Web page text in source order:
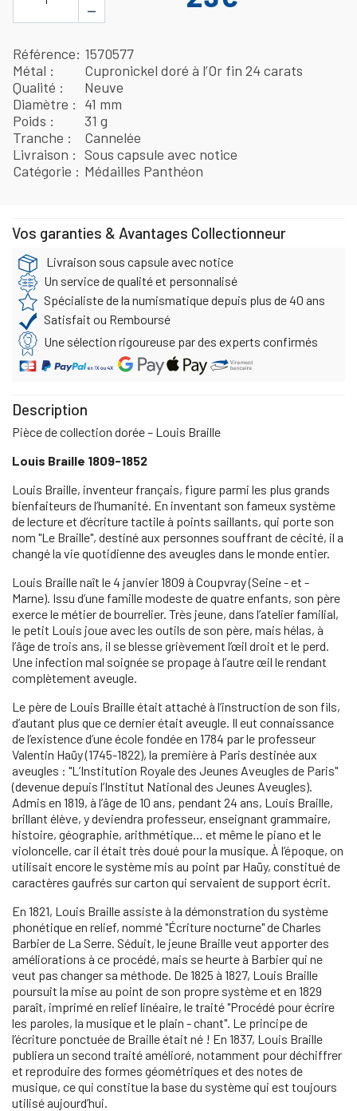
−
Référence 1570577
Métal
Cupronickel doré à l’Or fin 24 carats
Qualité
Neuve
Diamètre
41 mm
Poids
31 g
Tranche
Cannelée
Livraison
Sous capsule avec notice
Catégorie
Médailles Panthéon
Vos garanties & Avantages Collectionneur
Livraison sous capsule avec notice
Un service de qualité et personnalisé
Spécialiste de la numismatique depuis plus de 40 ans
Satisfait ou Remboursé
Une sélection rigoureuse par des experts confirmés
Description
Pièce de collection dorée – Louis Braille
Louis Braille 1809-1852
Louis Braille, inventeur français, figure parmi les plus grands
bienfaiteurs de l’humanité. En inventant son fameux système
de lecture et d’écriture tactile à points saillants, qui porte son
nom "Le Braille", destiné aux personnes souffrant de cécité, il a
changé la vie quotidienne des aveugles dans le monde entier.
Louis Braille naît le 4 janvier 1809 à Coupvray (Seine - et -
Marne). Issu d’une famille modeste de quatre enfants, son père
exerce le métier de bourrelier. Très jeune, dans l’atelier familial,
le petit Louis joue avec les outils de son père, mais hélas, à
l’âge de trois ans, il se blesse grièvement l’œil droit et le perd.
Une infection mal soignée se propage à l’autre œil le rendant
complètement aveugle.
Le père de Louis Braille était attaché à l’instruction de son fils,
d’autant plus que ce dernier était aveugle. Il eut connaissance
de l’existence d’une école fondée en 1784 par le professeur
Valentin Haüy (1745-1822), la première à Paris destinée aux
aveugles : "L’Institution Royale des Jeunes Aveugles de Paris"
(devenue depuis l’Institut National des Jeunes Aveugles).
Admis en 1819, à l’âge de 10 ans, pendant 24 ans, Louis Braille,
brillant élève, y deviendra professeur, enseignant grammaire,
histoire, géographie, arithmétique… et même le piano et le
violoncelle, car il était très doué pour la musique. À l’époque, on
utilisait encore le système mis au point par Haüy, constitué de
caractères gaufrés sur carton qui servaient de support écrit.
En 1821, Louis Braille assiste à la démonstration du système
phonétique en relief, nommé "Écriture nocturne" de Charles
Barbier de La Serre. Séduit, le jeune Braille veut apporter des
améliorations à ce procédé, mais se heurte à Barbier qui ne
veut pas changer sa méthode. De 1825 à 1827, Louis Braille
poursuit la mise au point de son propre système et en 1829
paraît, imprimé en relief linéaire, le traité "Procédé pour écrire
les paroles, la musique et le plain - chant". Le principe de
l’écriture ponctuée de Braille était né ! En 1837, Louis Braille
publiera un second traité amélioré, notamment pour déchiffrer
et reproduire des formes géométriques et des notes de
musique, ce qui constitue la base du système qui est toujours
utilisé aujourd’hui.